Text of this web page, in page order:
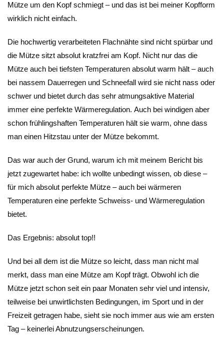
Mütze um den Kopf schmiegt – und das ist bei meiner Kopfform
wirklich nicht einfach.
Die hochwertig verarbeiteten Flachnähte sind nicht spürbar und
die Mütze sitzt absolut kratzfrei am Kopf. Nicht nur das die
Mütze auch bei tiefsten Temperaturen absolut warm hält – auch
bei nassem Dauerregen und Schneefall wird sie nicht nass oder
schwer und bietet durch das sehr atmungsaktive Material
immer eine perfekte Wärmeregulation. Auch bei windigen aber
schon frühlingshaften Temperaturen hält sie warm, ohne dass
man einen Hitzstau unter der Mütze bekommt.
Das war auch der Grund, warum ich mit meinem Bericht bis
jetzt zugewartet habe: ich wollte unbedingt wissen, ob diese –
für mich absolut perfekte Mütze – auch bei wärmeren
Temperaturen eine perfekte Schweiss- und Wärmeregulation
bietet.
Das Ergebnis: absolut top!!
Und bei all dem ist die Mütze so leicht, dass man nicht mal
merkt, dass man eine Mütze am Kopf trägt. Obwohl ich die
Mütze jetzt schon seit ein paar Monaten sehr viel und intensiv,
teilweise bei unwirtlichsten Bedingungen, im Sport und in der
Freizeit getragen habe, sieht sie noch immer aus wie am ersten
Tag – keinerlei Abnutzungserscheinungen.